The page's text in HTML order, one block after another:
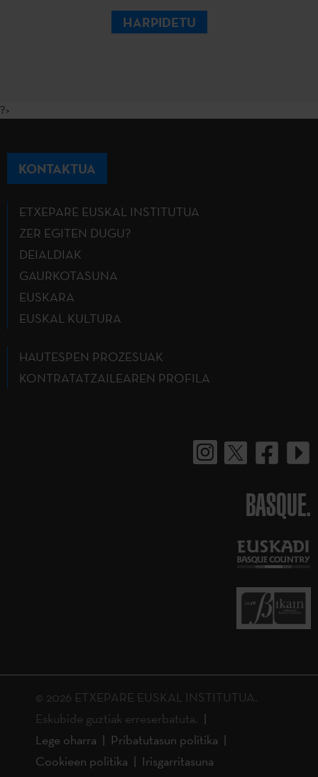
HARPIDETU
?>
KONTAKTUA
ETXEPARE EUSKAL INSTITUTUA
ZER EGITEN DUGU?
DEIALDIAK
GAURKOTASUNA
EUSKARA
EUSKAL KULTURA
HAUTESPEN PROZESUAK
KONTRATATZAILEAREN PROFILA
BASQUE.
© 2026 ETXEPARE EUSKAL INSTITUTUA.
Eskubide guztiak erreserbatuta.
Lege oharra
Pribatutasun politika
Cookieen politika
Irisgarritasuna